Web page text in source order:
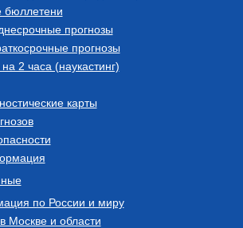
бюллетени
прогнозы
прогнозы
2 часа (наукастинг)
карты
по России и миру
Москве и области